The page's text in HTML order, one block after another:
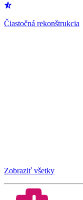
Čiastočná rekonštrukcia
Zobraziť všetky